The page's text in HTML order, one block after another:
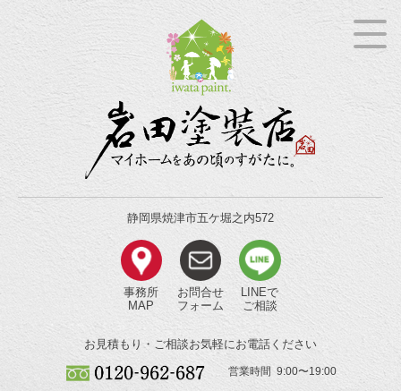
静岡県焼津市五ケ堀之内572
事務所
MAP
お問合せ
フォーム
LINEで
ご相談
お見積もり・ご相談お気軽にお電話ください
営業時間 9:00〜19:00